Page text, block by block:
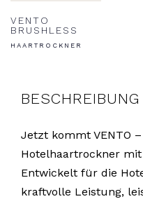
VENTO
BRUSHLESS
HAARTROCKNER
BESCHREIBUNG
Jetzt kommt VENTO
Hotelhaartrockner
Entwickelt für die
kraftvolle Leistung,